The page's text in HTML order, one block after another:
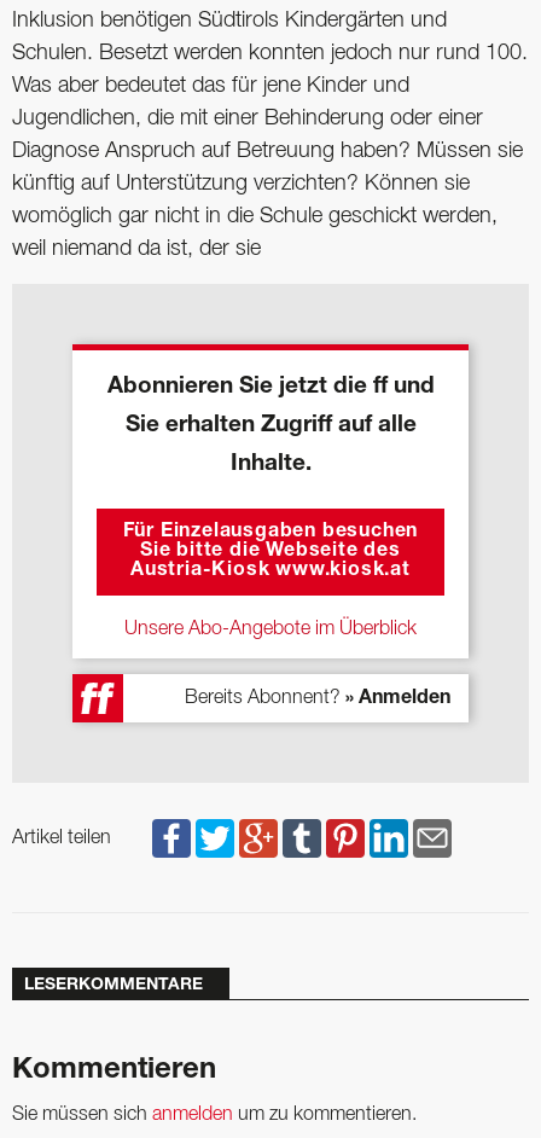
Inklusion benötigen Südtirols Kindergärten und
Schulen. Besetzt werden konnten jedoch nur rund 100.
Was aber bedeutet das für jene Kinder und
Jugendlichen, die mit einer Behinderung oder einer
Diagnose Anspruch auf Betreuung haben? Müssen sie
künftig auf Unterstützung verzichten? Können sie
womöglich gar nicht in die Schule geschickt werden,
weil niemand da ist, der sie
Abonnieren Sie jetzt die ff und
Sie erhalten Zugriff auf alle
Inhalte.
Für Einzelausgaben besuchen
Sie bitte die Webseite des
Austria-Kiosk www.kiosk.at
Unsere Abo-Angebote im Überblick
Bereits Abonnent? » Anmelden
Artikel teilen
LESERKOMMENTARE
Kommentieren
Sie müssen sich anmelden um zu kommentieren.